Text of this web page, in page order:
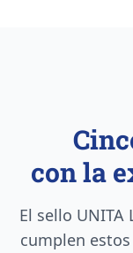
con la
El sello
cumplen